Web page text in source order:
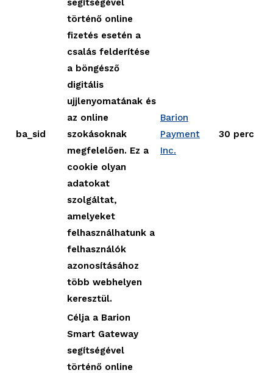
ba_sid
segítségével
történő online
fizetés esetén a
csalás felderítése
a böngésző
digitális
ujjlenyomatának és
az online
szokásoknak
megfelelően. Ez a
cookie olyan
adatokat
szolgáltat,
amelyeket
felhasználhatunk a
felhasználók
azonosításához
több webhelyen
keresztül.
Barion
Payment
Inc.
30 perc
Célja a Barion
Smart Gateway
segítségével
történő online